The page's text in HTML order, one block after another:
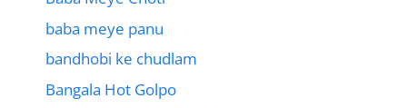
baba meye panu
bandhobi ke chudlam
Bangala Hot Golpo